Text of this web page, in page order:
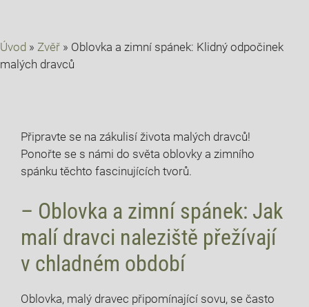
Úvod » Zvěř » Oblovka a zimní spánek: Klidný odpočinek
malých dravců
Připravte se na zákulisí života malých dravců!
Ponořte se s námi do světa oblovky a zimního
spánku těchto fascinujících tvorů.
– Oblovka a zimní spánek: Jak
malí dravci naleziště přežívají
v chladném období
Oblovka, malý dravec připomínající sovu, se často